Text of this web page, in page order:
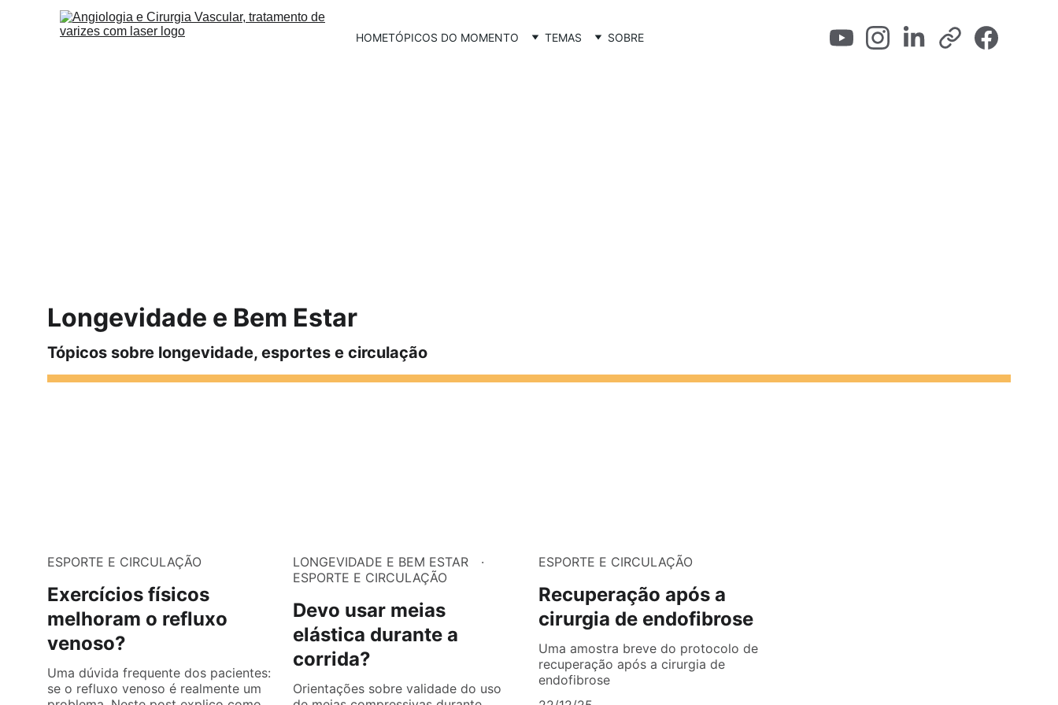
HOMETÓPICOS DO MOMENTO TEMAS SOBRE
Longevidade e Bem Estar
Tópicos sobre longevidade, esportes e circulação
ESPORTE E CIRCULAÇÃO
Exercícios físicos
melhoram o refluxo
venoso?
Uma dúvida frequente dos pacientes:
se o refluxo venoso é realmente um
LONGEVIDADE E BEM ESTAR
ESPORTE E CIRCULAÇÃO
Devo usar meias
elástica durante a
corrida?
Orientações sobre validade do uso
ESPORTE E CIRCULAÇÃO
Recuperação após a
cirurgia de endofibrose
Uma amostra breve do protocolo de
recuperação após a cirurgia de
endofibrose